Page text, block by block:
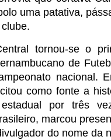
uma patativa,
tornou-se o
de
nacional.
como fonte a
estadual por três
marcou
do nome da